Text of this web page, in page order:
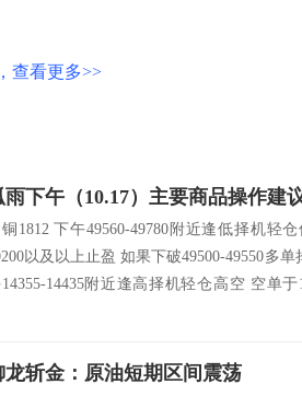
查看更多>>
雨下午（10.17）主要商品操作建
1812 下午49560-49780附近逢低择机轻
以及以上止盈 如果下破49500-49550多
14435附近逢高择机轻仓高空 空单于
龙斩金：原油短期区间震荡